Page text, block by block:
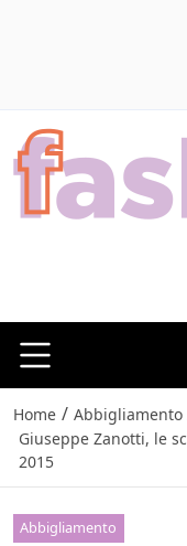
Home / Abbigliamento
Giuseppe Zanotti, le
2015
Abbigliamento